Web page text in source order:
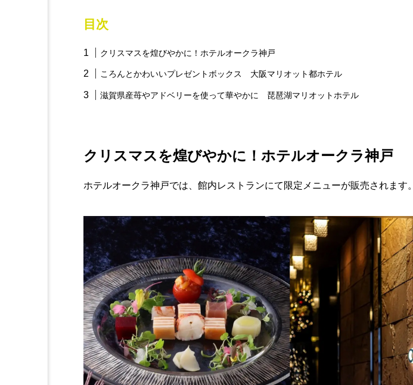
目次
クリスマスを煌びやかに！ホテルオークラ神戸
ころんとかわいいプレゼントボックス 大阪マリオット都ホテル
滋賀県産苺やアドベリーを使って華やかに 琵琶湖マリオットホテル
クリスマスを煌びやかに！ホテルオークラ神戸
ホテルオークラ神戸では、館内レストランにて限定メニューが販売されます。